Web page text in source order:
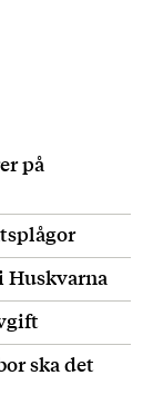
på
Huskvarna
ska det